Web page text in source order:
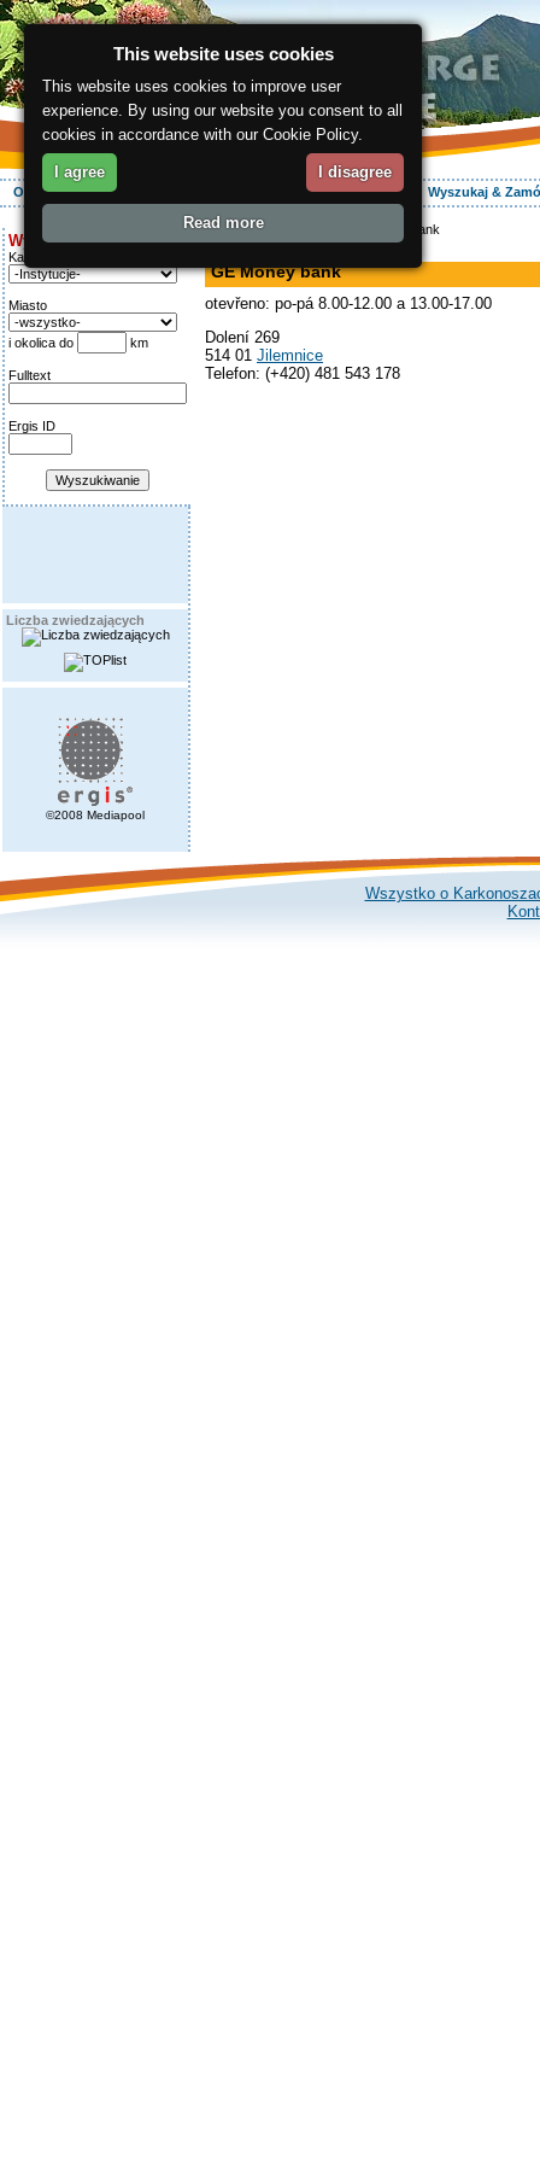
O regionie Aktywnie Zakwaterowanie Wyszukaj &
Wyszukiwanie:
Kategoria
Miasto
i okolica do km
Fulltext
Ergis ID
Liczba zwiedzających
©2008 Mediapool
ergis.cz> > GE Money bank
GE Money bank
otevřeno: po-pá 8.00-12.00 a 13.00-17.00
Dolení 269
514 01 Jilemnice
Telefon: (+420) 481 543 178
Wszystko o
This website uses cookies
This website uses cookies to improve user
experience. By using our website you consent to all
cookies in accordance with our Cookie Policy.
I agree I disagree
Read more